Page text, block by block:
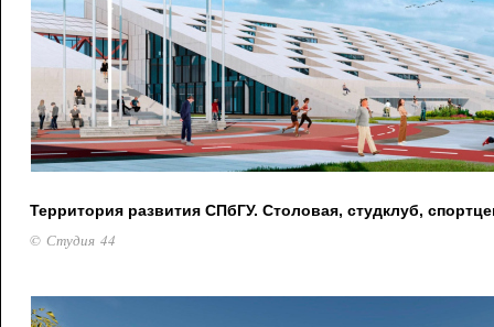
Территория развития СПбГУ. Столовая, студклуб,
© Студия 44